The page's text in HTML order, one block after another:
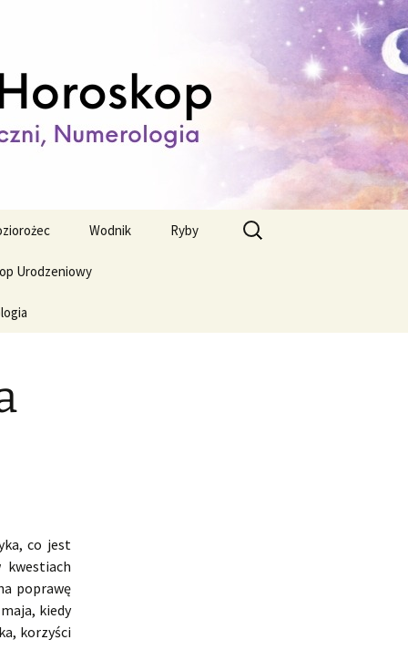
Wodnik Ryby
Urodzeniowy
Szukaj:
co jest
kwestiach
poprawę
kiedy
korzyści